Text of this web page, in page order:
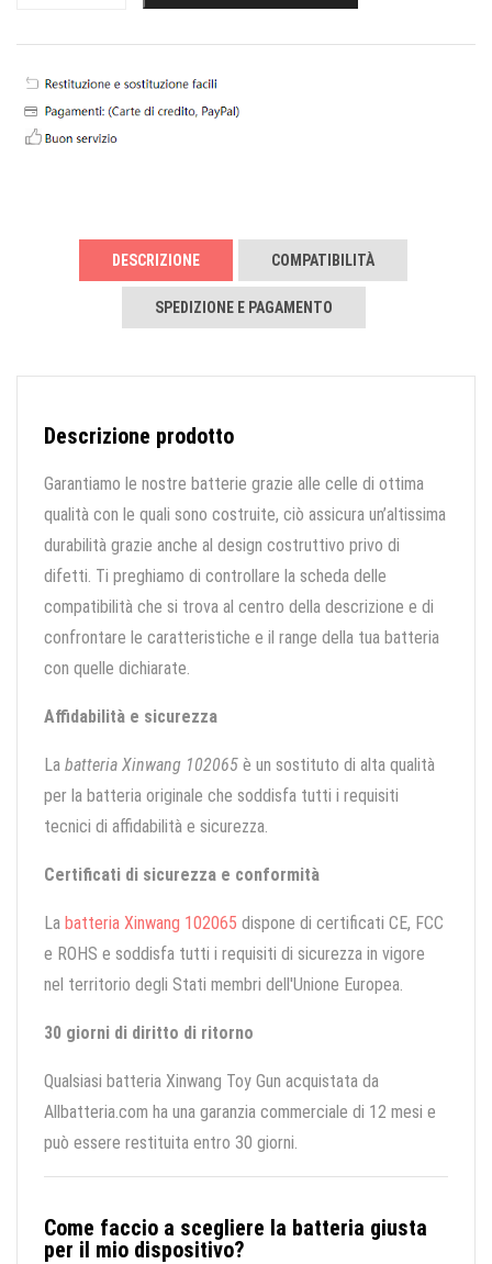
DESCRIZIONE COMPATIBILITÀ
SPEDIZIONE E PAGAMENTO
Descrizione prodotto
Garantiamo le nostre batterie grazie alle celle di ottima
qualità con le quali sono costruite, ciò assicura un’altissima
durabilità grazie anche al design costruttivo privo di
difetti. Ti preghiamo di controllare la scheda delle
compatibilità che si trova al centro della descrizione e di
confrontare le caratteristiche e il range della tua batteria
con quelle dichiarate.
Affidabilità e sicurezza
La batteria Xinwang 102065 è un sostituto di alta qualità
per la batteria originale che soddisfa tutti i requisiti
tecnici di affidabilità e sicurezza.
Certificati di sicurezza e conformità
La batteria Xinwang 102065 dispone di certificati CE, FCC
e ROHS e soddisfa tutti i requisiti di sicurezza in vigore
nel territorio degli Stati membri dell'Unione Europea.
30 giorni di diritto di ritorno
Qualsiasi batteria Xinwang Toy Gun acquistata da
Allbatteria.com ha una garanzia commerciale di 12 mesi e
può essere restituita entro 30 giorni.
Come faccio a scegliere la batteria giusta
per il mio dispositivo?